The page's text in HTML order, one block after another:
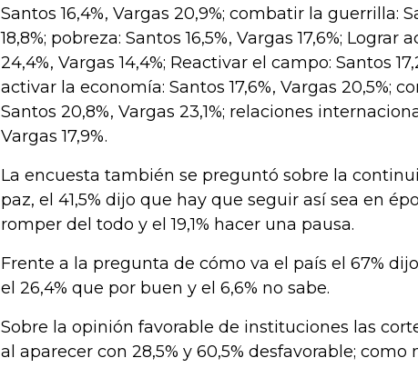
Santos 16,4%, Vargas 20,9%; combatir la guerrilla:
18,8%; pobreza: Santos 16,5%, Vargas 17,6%; Lograr
24,4%, Vargas 14,4%; Reactivar el campo: Santos
activar la economía: Santos 17,6%, Vargas 20,5%;
Santos 20,8%, Vargas 23,1%; relaciones
Vargas 17,9%.
La encuesta también se preguntó sobre la
paz, el 41,5% dijo que hay que seguir así sea en
romper del todo y el 19,1% hacer una pausa.
Frente a la pregunta de cómo va el país el 67%
el 26,4% que por buen y el 6,6% no sabe.
Sobre la opinión favorable de instituciones las
al aparecer con 28,5% y 60,5% desfavorable;